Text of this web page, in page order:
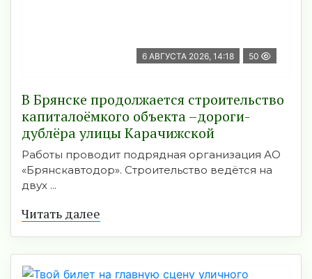
6 АВГУСТА 2026, 14:18 50
В Брянске продолжается строительство
капиталоёмкого объекта –дороги-
дублёра улицы Карачижской
Работы проводит подрядная организация АО
«Брянскавтодор». Строительство ведётся на
двух ...
Читать далее